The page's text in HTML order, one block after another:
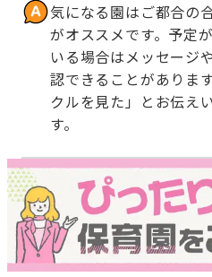
気になる園はご都合の
がオススメです。予定
いる場合はメッセージ
認できることがありま
クルを見た」とお伝え
す。